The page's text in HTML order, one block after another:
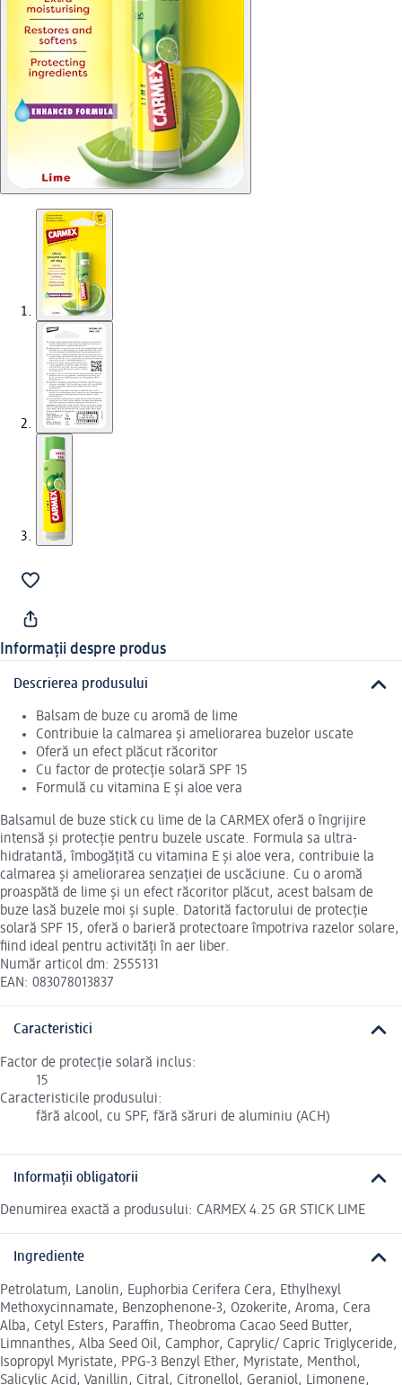
Informații despre produs
Descrierea produsului
Balsam de buze cu aromă de lime
Contribuie la calmarea și ameliorarea buzelor uscate
Oferă un efect plăcut răcoritor
Cu factor de protecție solară SPF 15
Formulă cu vitamina E și aloe vera
Balsamul de buze stick cu lime de la CARMEX oferă o îngrijire
intensă și protecție pentru buzele uscate. Formula sa ultra-
hidratantă, îmbogățită cu vitamina E și aloe vera, contribuie la
calmarea și ameliorarea senzației de uscăciune. Cu o aromă
proaspătă de lime și un efect răcoritor plăcut, acest balsam de
buze lasă buzele moi și suple. Datorită factorului de protecție
solară SPF 15, oferă o barieră protectoare împotriva razelor solare,
fiind ideal pentru activități în aer liber.
Număr articol dm: 2555131
EAN: 083078013837
Caracteristici
Factor de protecție solară inclus:
15
Caracteristicile produsului:
fără alcool, cu SPF, fără săruri de aluminiu (ACH)
Informații obligatorii
Denumirea exactă a produsului: CARMEX 4.25 GR STICK LIME
Ingrediente
Petrolatum, Lanolin, Euphorbia Cerifera Cera, Ethylhexyl
Methoxycinnamate, Benzophenone-3, Ozokerite, Aroma, Cera
Alba, Cetyl Esters, Paraffin, Theobroma Cacao Seed Butter,
Limnanthes, Alba Seed Oil, Camphor, Caprylic/ Capric Triglyceride,
Isopropyl Myristate, PPG-3 Benzyl Ether, Myristate, Menthol,
Salicylic Acid, Vanillin, Citral, Citronellol, Geraniol, Limonene,